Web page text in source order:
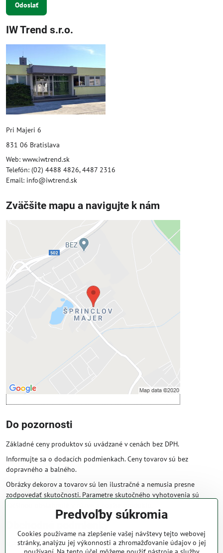
Odoslať
IW Trend s.r.o.
Pri Majeri 6
831 06 Bratislava
Web: www.iwtrend.sk
Telefón: (02) 4488 4826, 4487 2316
Email: info@iwtrend.sk
Zväčšite mapu a navigujte k nám
Externý obsah je blokovaný
Prajete si načítať externý obsah?
Povoliť tentokrát
Povoliť a zapamätať - súhlas s druhom
cookie: Funkčné
Otvoriť obsah v novom okne
Do pozornosti
Základné ceny produktov sú uvádzané v cenách bez DPH.
Informujte sa o dodacích podmienkach. Ceny tovarov sú bez
dopravného a balného.
Obrázky dekorov a tovarov sú len ilustračné a nemusia presne
zodpovedať skutočnosti. Parametre skutočného vyhotovenia sú
Obchodné podmienky
Naše obchodné podmienky zaručujú bezproblémové spracovanie
Predvoľby súkromia
Cookies používame na zlepšenie vašej návštevy tejto webovej
stránky, analýzu jej výkonnosti a zhromažďovanie údajov o jej